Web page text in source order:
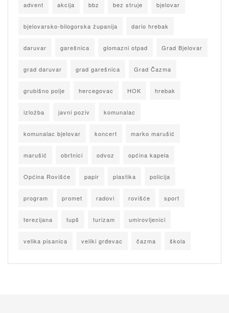
advent akcija bbz bez struje bjelovar
bjelovarsko-bilogorska županija dario hrebak
daruvar garešnica glomazni otpad Grad Bjelovar
grad daruvar grad garešnica Grad Čazma
grubišno polje hercegovac HOK hrebak
izložba javni poziv komunalac
komunalac bjelovar koncert marko marušić
marušić obrtnici odvoz općina kapela
Općina Rovišće papir plastika policija
program promet radovi rovišće sport
terezijana tupš turizam umirovljenici
velika pisanica veliki grđevac čazma škola